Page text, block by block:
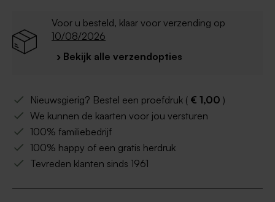
Voor u besteld, klaar voor verzending op
10/08/2026
› Bekijk alle verzendopties
Nieuwsgierig? Bestel een proefdruk ( € 1,00 )
We kunnen de kaarten voor jou versturen
100% familiebedrijf
100% happy of een gratis herdruk
Tevreden klanten sinds 1961